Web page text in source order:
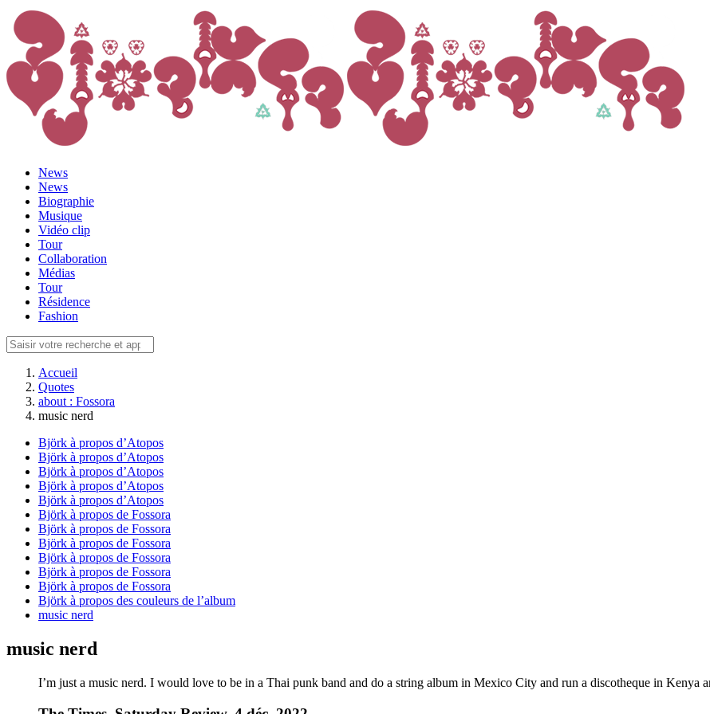
News
News
Biographie
Musique
Vidéo clip
Tour
Collaboration
Médias
Tour
Résidence
Fashion
Accueil
Quotes
about : Fossora
music nerd
Björk à propos d’Atopos
Björk à propos d’Atopos
Björk à propos d’Atopos
Björk à propos d’Atopos
Björk à propos d’Atopos
Björk à propos de Fossora
Björk à propos de Fossora
Björk à propos de Fossora
Björk à propos de Fossora
Björk à propos de Fossora
Björk à propos de Fossora
Björk à propos des couleurs de l’album
music nerd
music nerd
I’m just a music nerd. I would love to be in a Thai punk band and do a string album in Mexico City and run a discotheque in Kenya